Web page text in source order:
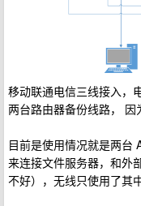
移动联通电信三线接入，
两台路由器备份线路， 因
目前是使用情况就是两台
来连接文件服务器，和外
不好），无线只使用了其